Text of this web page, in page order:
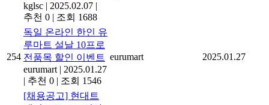
kglsc | 2025.02.07 |
추천 0 | 조회 1688
254
독일 온라인 한인 유
루마트 설날 10프로
전품목 할인 이벤트
eurumart | 2025.01.27
| 추천 0 | 조회 1546
eurumart 2025.01.27
[채용공고] 현대트